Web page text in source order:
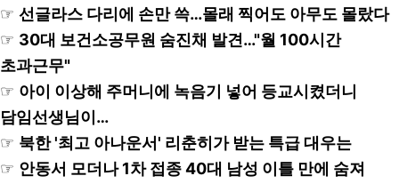
☞ 선글라스 다리에 손만 쓱…몰래 찍어도 아무도 몰랐다
☞ 30대 보건소공무원 숨진채 발견…"월 100시간
초과근무"
☞ 아이 이상해 주머니에 녹음기 넣어 등교시켰더니
담임선생님이…
☞ 북한 '최고 아나운서' 리춘히가 받는 특급 대우는
☞ 안동서 모더나 1차 접종 40대 남성 이틀 만에 숨져